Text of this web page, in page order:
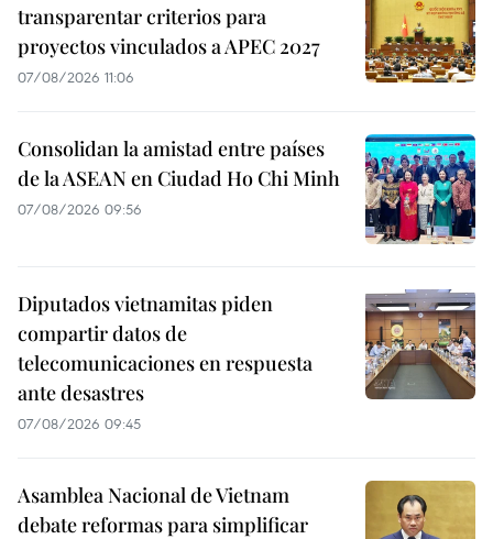
transparentar criterios para
proyectos vinculados a APEC 2027
07/08/2026 11:06
Consolidan la amistad entre países
de la ASEAN en Ciudad Ho Chi Minh
07/08/2026 09:56
Diputados vietnamitas piden
compartir datos de
telecomunicaciones en respuesta
ante desastres
07/08/2026 09:45
Asamblea Nacional de Vietnam
debate reformas para simplificar